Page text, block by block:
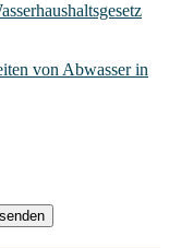
von Abwasser in